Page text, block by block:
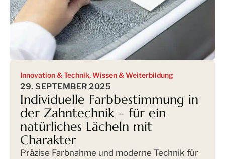
Innovation & Technik,Wissen & Weiterbildung
29. SEPTEMBER 2025
Individuelle Farbbestimmung in
der Zahntechnik – für ein
natürliches Lächeln mit
Charakter
Präzise Farbnahme und moderne Technik für